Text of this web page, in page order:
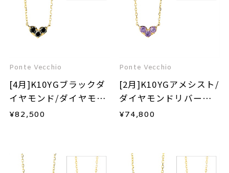
Ponte Vecchio
[4月]K10YGブラックダ
イヤモンド/ダイヤモン
ドリバーシブルネック
¥82,500
Ponte Vecchio
[2月]K10YGアメシスト/
ダイヤモンドリバーシ
ブルネックレス
¥74,800